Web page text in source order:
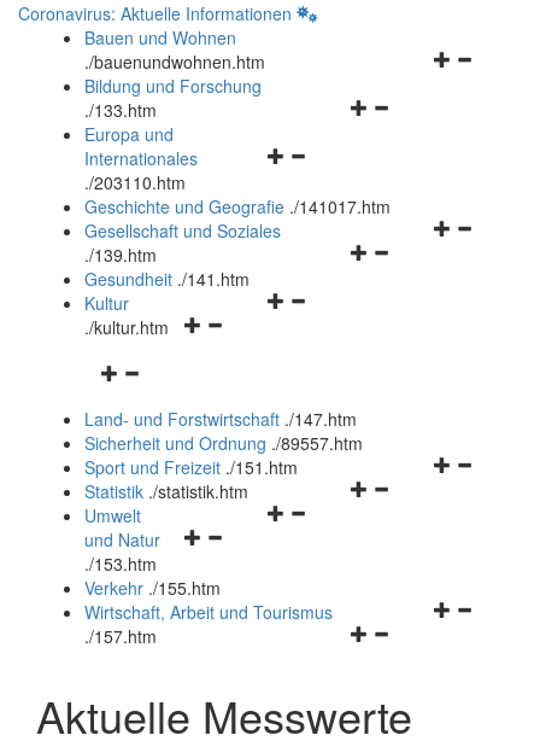
Coronavirus: Aktuelle Informationen
Bauen und Wohnen
./bauenundwohnen.htm
Navigationsmenü
Bildung und Forschung
./133.htm
Navigationsmenü
und
schließen
Europa und
Internationales
./203110.htm
Geschichte und Geografie ./141017.htm
Navigationsmenü
Gesellschaft und Soziales
./139.htm
Navigationsmenü
Gesundheit ./141.htm
Navigationsmenü
Kultur
./kultur.htm
Navigationsmenü
und
schließen
Land- und Forstwirtschaft ./147.htm
Sicherheit und Ordnung ./89557.htm
Navigationsmenü
Sport und Freizeit ./151.htm
Navigationsmenü
Statistik ./statistik.htm
Navigationsmenü
und
schließen
Umwelt
und Natur
./153.htm
Verkehr ./155.htm
Navigationsmenü
schließen
Wirtschaft, Arbeit und Tourismus
./157.htm
Aktuelle Messwerte